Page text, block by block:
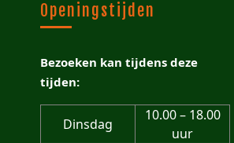
Openingstijden
Bezoeken kan tijdens deze
tijden:
Dinsdag
10.00 – 18.00
uur